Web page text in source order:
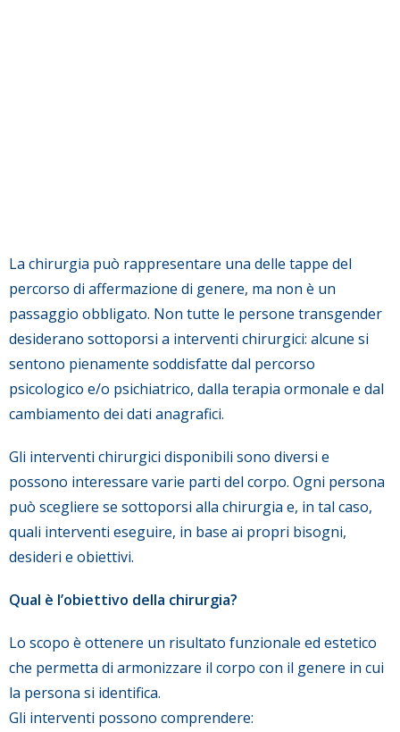
La chirurgia può rappresentare una delle tappe del
percorso di affermazione di genere, ma non è un
passaggio obbligato. Non tutte le persone transgender
desiderano sottoporsi a interventi chirurgici: alcune si
sentono pienamente soddisfatte dal percorso
psicologico e/o psichiatrico, dalla terapia ormonale e dal
cambiamento dei dati anagrafici.
Gli interventi chirurgici disponibili sono diversi e
possono interessare varie parti del corpo. Ogni persona
può scegliere se sottoporsi alla chirurgia e, in tal caso,
quali interventi eseguire, in base ai propri bisogni,
desideri e obiettivi.
Qual è l’obiettivo della chirurgia?
Lo scopo è ottenere un risultato funzionale ed estetico
che permetta di armonizzare il corpo con il genere in cui
la persona si identifica.
Gli interventi possono comprendere: